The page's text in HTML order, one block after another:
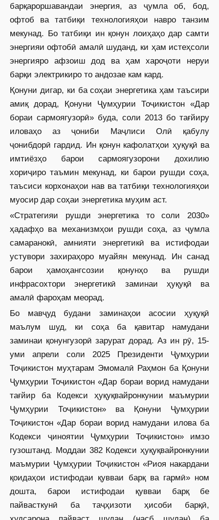
барқароршавандаи энергия, аз ҷумла об, бод,
офтоб ва татбиқи технологияҳои навро танзим
мекунад. Бо татбиқи ин қонун лоиҳаҳо дар самти
энергияи офтобӣ амалӣ шуданд, ки ҳам истеҳсоли
энергияро афзоиш дод ва ҳам хароҷоти неруи
барқи электрикиро то андозае кам кард.
Қонуни дигар, ки ба соҳаи энергетика ҳам таъсири
амиқ дорад, Қонуни Ҷумҳурии Тоҷикистон «Дар
бораи сармоягузорӣ» буда, соли 2013 бо тағйиру
иловаҳо аз ҷониби Маҷлиси Олӣ қабулу
ҷонибдорӣ гардид. Ин қонун кафолатҳои ҳуқуқӣ ва
имтиёзҳо барои сармоягузорони дохилию
хориҷиро таъмин мекунад, ки барои рушди соҳа,
таъсиси корхонаҳои нав ва татбиқи технологияҳои
муосир дар соҳаи энергетика муҳим аст.
«Стратегияи рушди энергетика то соли 2030»
ҳадафҳо ва механизмҳои рушди соҳа, аз ҷумла
самаранокӣ, амнияти энергетикӣ ва истифодаи
устувори захираҳоро муайян мекунад. Ин санад
барои ҳамоҳангсозии қонунҳо ва рушди
инфрасохтори энергетикӣ заминаи ҳуқуқӣ ва
амалӣ фароҳам меорад.
Бо мавҷуд будани заминаҳои асосии ҳуқуқӣ
маълум шуд, ки соҳа ба қавитар намудани
заминаи қонунгузорӣ зарурат дорад. Аз ин рӯ, 15-
уми апрели соли 2025 Президенти Ҷумҳурии
Тоҷикистон муҳтарам Эмомалӣ Раҳмон ба Қонуни
Ҷумҳурии Тоҷикистон «Дар бораи ворид намудани
тағйир ба Кодекси ҳуқуқвайронкунии маъмурии
Ҷумҳурии Тоҷикистон» ва Қонуни Ҷумҳурии
Тоҷикистон «Дар бораи ворид намудани илова ба
Кодекси ҷиноятии Ҷумҳурии Тоҷикистон» имзо
гузоштанд. Моддаи 382 Кодекси ҳуқуқвайронкунии
маъмурии Ҷумҳурии Тоҷикистон «Риоя накардани
қоидаҳои истифодаи қувваи барқ ва гармӣ» ном
дошта, барои истифодаи қувваи барқ бе
пайвасткунӣ ба таҷҳизоти ҳисоби барқӣ,